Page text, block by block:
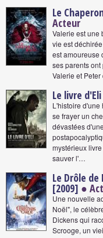
Le
Acteur
Valerie est une
vie est
est amoureuse
ses parents ont
Valerie et
Le livre
L'histoire d'une
se frayer un
dévastées
mystérieux
sauver l'…
Le Drôle de
[2009] ●
Une nouvelle
Noël", le
Dickens qui
Scrooge, un